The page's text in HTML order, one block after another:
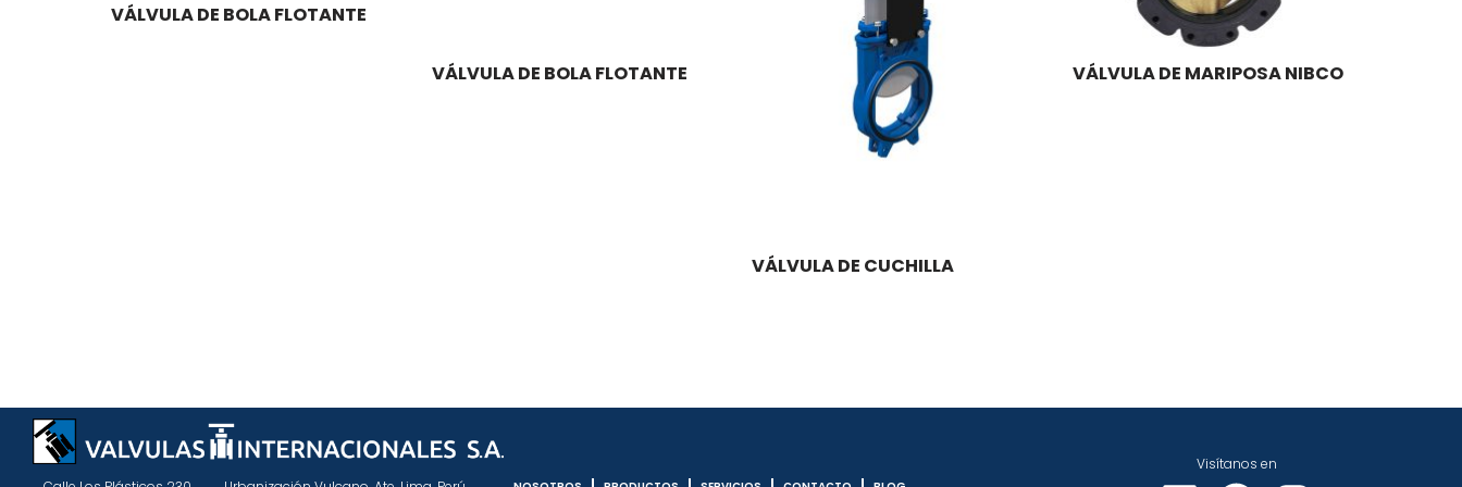
VÁLVULA DE BOLA FLOTANTE
VÁLVULA DE BOLA FLOTANTE
VÁLVULA DE CUCHILLA
VÁLVULA DE MARIPOSA NIBCO
Visítanos en